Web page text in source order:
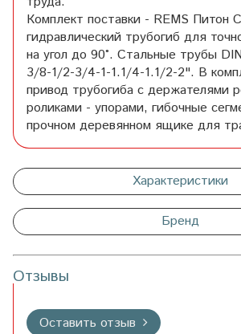
Комплект поставки - REMS Питон
гидравлический трубогиб для
на угол до 90°. Стальные трубы
3/8-1/2-3/4-1-1.1/4-1.1/2-2". В
привод трубогиба с держателями
роликами - упорами, гибочные
прочном деревянном ящике для
Характеристики
Бренд
Отзывы
Оставить отзыв